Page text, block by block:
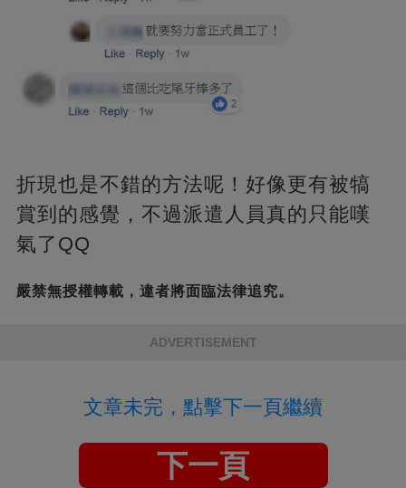
折現也是不錯的方法呢！好像更有被犒
賞到的感覺，不過派遣人員真的只能嘆
氣了QQ
嚴禁無授權轉載，違者將面臨法律追究。
ADVERTISEMENT
文章未完，點擊下一頁繼續
下一頁